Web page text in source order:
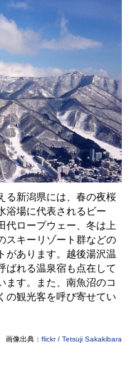
る新潟県には、春の夜桜
浴場に代表されるビー
代ロープウェー、冬は上
スキーリゾート群などの
があります。越後湯沢温
ばれる温泉宿も点在して
ます。また、南魚沼のコ
の観光客を呼び寄せてい
画像出典： flickr / Tetsuji Sakakibara